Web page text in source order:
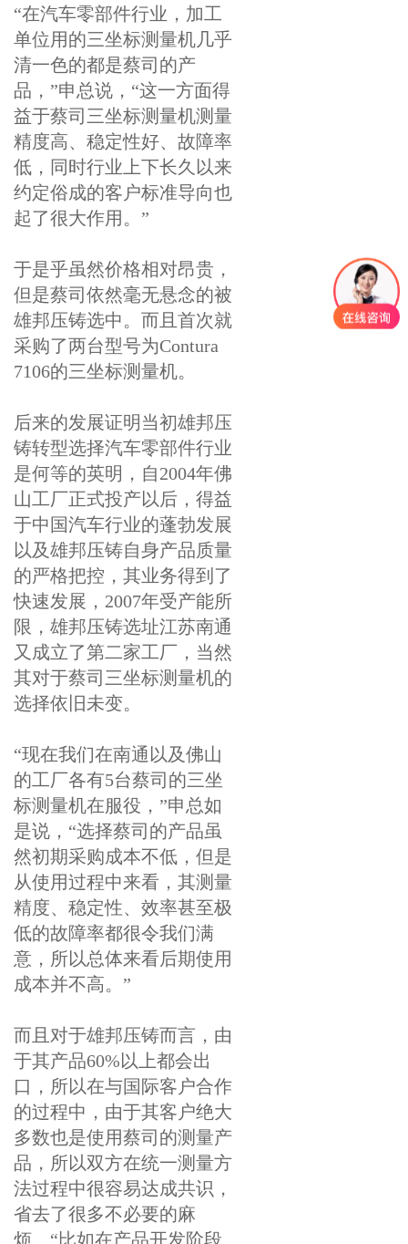
“在汽车零部件行业，加工
单位用的三坐标测量机几乎
清一色的都是蔡司的产
品，”申总说，“这一方面得
益于蔡司三坐标测量机测量
精度高、稳定性好、故障率
低，同时行业上下长久以来
约定俗成的客户标准导向也
起了很大作用。”
于是乎虽然价格相对昂贵，
但是蔡司依然毫无悬念的被
雄邦压铸选中。而且首次就
采购了两台型号为Contura
7106的三坐标测量机。
后来的发展证明当初雄邦压
铸转型选择汽车零部件行业
是何等的英明，自2004年佛
山工厂正式投产以后，得益
于中国汽车行业的蓬勃发展
以及雄邦压铸自身产品质量
的严格把控，其业务得到了
快速发展，2007年受产能所
限，雄邦压铸选址江苏南通
又成立了第二家工厂，当然
其对于蔡司三坐标测量机的
选择依旧未变。
“现在我们在南通以及佛山
的工厂各有5台蔡司的三坐
标测量机在服役，”申总如
是说，“选择蔡司的产品虽
然初期采购成本不低，但是
从使用过程中来看，其测量
精度、稳定性、效率甚至极
低的故障率都很令我们满
意，所以总体来看后期使用
成本并不高。”
而且对于雄邦压铸而言，由
于其产品60%以上都会出
口，所以在与国际客户合作
的过程中，由于其客户绝大
多数也是使用蔡司的测量产
品，所以双方在统一测量方
法过程中很容易达成共识，
省去了很多不必要的麻